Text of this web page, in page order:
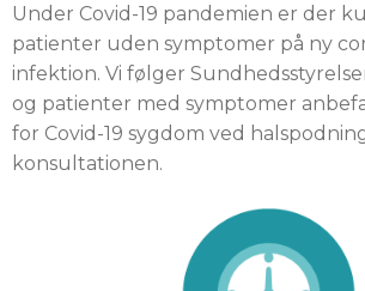
Under Covid-19 pandemien er der
patienter uden symptomer på ny
infektion. Vi følger
og patienter med symptomer
for Covid-19 sygdom ved
konsultationen.